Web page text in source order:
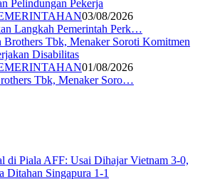
03/08/2026
Langkah Pemerintah Perk…
01/08/2026
Tbk, Menaker Soro…